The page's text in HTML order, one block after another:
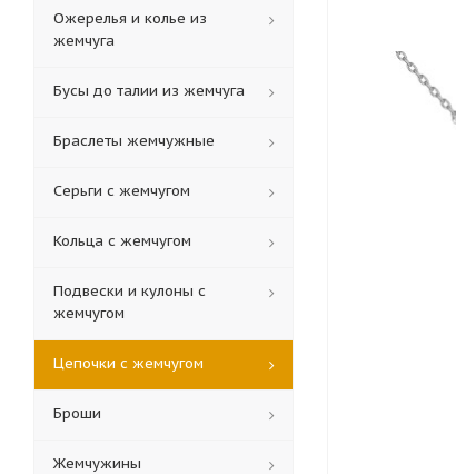
Ожерелья и колье из
жемчуга
Бусы до талии из жемчуга
Браслеты жемчужные
Серьги с жемчугом
Кольца c жемчугом
Подвески и кулоны с
жемчугом
Цепочки с жемчугом
Броши
Жемчужины